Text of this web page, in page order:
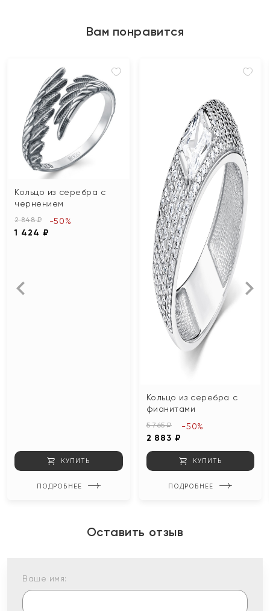
Вам понравится
Кольцо из серебра с
чернением
2 848 ₽
1 424 ₽
-50%
КУПИТЬ
ПОДРОБНЕЕ
Кольцо из серебра с
фианитами
5 765 ₽
2 883 ₽
-50%
КУПИТЬ
ПОДРОБНЕЕ
Оставить отзыв
Ваше имя: